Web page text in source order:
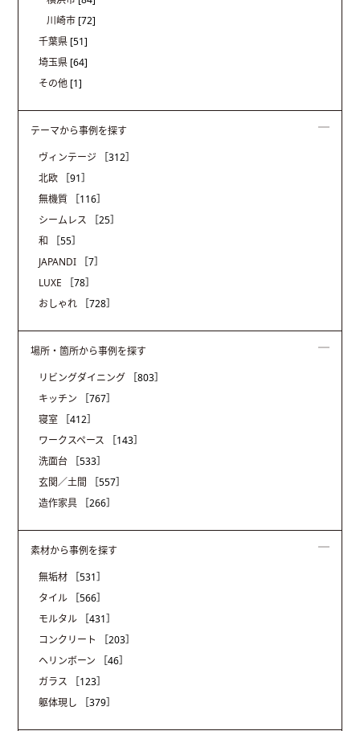
川崎市 [72]
千葉県 [51]
埼玉県 [64]
その他 [1]
テーマから事例を探す
ヴィンテージ
［312］
北欧
［91］
無機質
［116］
シームレス
［25］
和
［55］
JAPANDI
［7］
LUXE
［78］
おしゃれ
［728］
場所・箇所から事例を探す
リビングダイニング
［803］
キッチン
［767］
寝室
［412］
ワークスペース
［143］
洗面台
［533］
玄関／土間
［557］
造作家具
［266］
素材から事例を探す
無垢材
［531］
タイル
［566］
モルタル
［431］
コンクリート
［203］
ヘリンボーン
［46］
ガラス
［123］
躯体現し
［379］